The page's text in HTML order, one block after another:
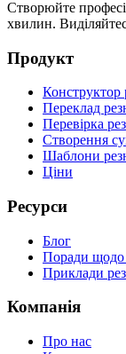
Створюйте
хвилин.
Продукт
Конструктор
Переклад
Перевірка
Створення
Шаблони
Ціни
Ресурси
Блог
Поради щодо
Приклади
Компанія
Про нас